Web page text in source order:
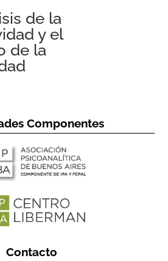
de la
y el
de la
Componentes
Contacto